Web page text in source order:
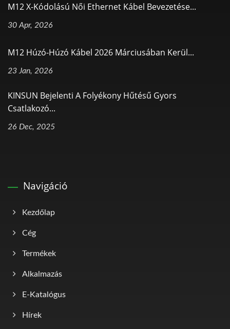
M12 X-Kódolású Női Ethernet Kábel Bevezetése...
30 Apr, 2026
M12 Húzó-Húzó Kábel 2026 Márciusában Kerül...
23 Jan, 2026
KINSUN Bejelenti A Folyékony Hűtésű Gyors
Csatlakozó...
26 Dec, 2025
Navigáció
Kezdőlap
Cég
Termékek
Alkalmazás
E-Katalógus
Hírek